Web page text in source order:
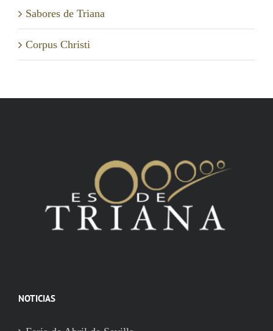
Sabores de Triana
Corpus Christi
NOTICIAS